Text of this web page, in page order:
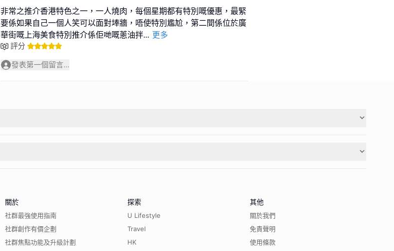
非常之推介香港特色之一，一人燒肉，每個星期都有特別嘅優惠，最緊
要係如果自己一個人笑可以面對埲牆，唔使特別尷尬，第二間係位於廣
華街嘅上海美食特別推介係佢哋嘅蔥油拌... 更多
評分
發表第一個留言...
關於
社群最強使用指南
社群創作有價企劃
社群焦點功能及升級計劃
探索
U Lifestyle
Travel
HK
其他
關於我們
免責聲明
使用條款